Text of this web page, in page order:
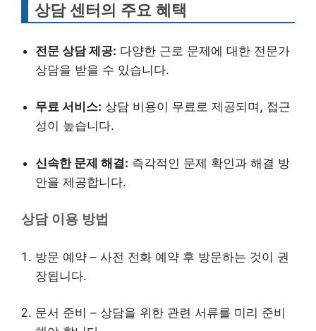
상담 센터의 주요 혜택
전문 상담 제공: 다양한 근로 문제에 대한 전문가
상담을 받을 수 있습니다.
무료 서비스: 상담 비용이 무료로 제공되며, 접근
성이 높습니다.
신속한 문제 해결: 즉각적인 문제 확인과 해결 방
안을 제공합니다.
상담 이용 방법
방문 예약 – 사전 전화 예약 후 방문하는 것이 권
장됩니다.
문서 준비 – 상담을 위한 관련 서류를 미리 준비